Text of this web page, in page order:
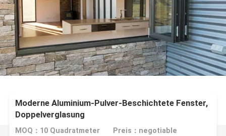
Moderne Aluminium-Pulver-Beschichtete Fenster,
Doppelverglasung
MOQ：10 Quadratmeter Preis：negotiable